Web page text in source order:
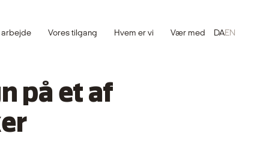
arbejde Vores tilgang Hvem er vi Vær med DAEN
på et af